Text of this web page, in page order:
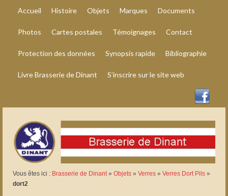
Accueil Histoire Objets Marques Documents
Photos Cartes postales Témoignages Contact
Protection des données Synopsis rapide Bibliographie
Livre Brasserie de Dinant S’inscrire sur le site web
Vous êtes ici : Brasserie de Dinant» Objets » Verres » Verres Dort Pils »
dort2